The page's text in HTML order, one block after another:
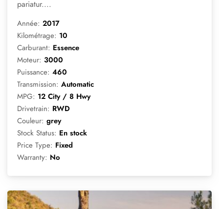
pariatur....
Année: 2017
Kilométrage: 10
Carburant: Essence
Moteur: 3000
Puissance: 460
Transmission: Automatic
MPG: 12 City / 8 Hwy
Drivetrain: RWD
Couleur: grey
Stock Status: En stock
Price Type: Fixed
Warranty: No